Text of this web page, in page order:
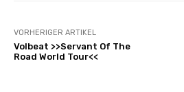
VORHERIGER ARTIKEL
Volbeat >>Servant Of The
Road World Tour<<